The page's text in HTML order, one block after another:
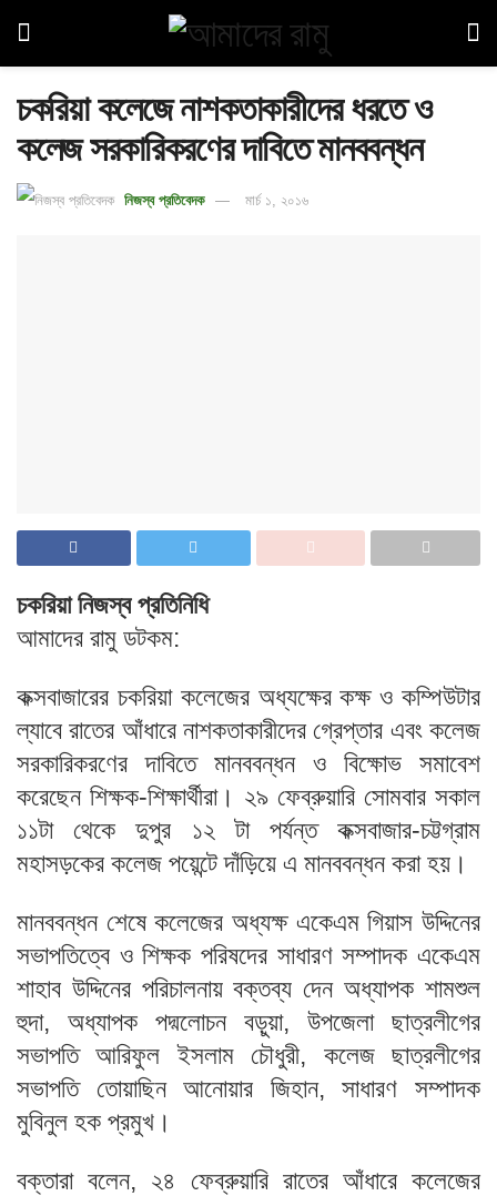
চকরিয়া কলেজে নাশকতাকারীদের ধরতে ও
কলেজ সরকারিকরণের দাবিতে মানববন্ধন
নিজস্ব প্রতিবেদক মার্চ ১, ২০১৬
চকরিয়া নিজস্ব প্রতিনিধি
আমাদের রামু ডটকম:
কক্সবাজারের চকরিয়া কলেজের অধ্যক্ষের কক্ষ ও কম্পিউটার
ল্যাবে রাতের আঁধারে নাশকতাকারীদের গ্রেপ্তার এবং কলেজ
সরকারিকরণের দাবিতে মানববন্ধন ও বিক্ষোভ সমাবেশ
করেছেন শিক্ষক-শিক্ষার্থীরা। ২৯ ফেব্রুয়ারি সোমবার সকাল
১১টা থেকে দুপুর ১২ টা পর্যন্ত কক্সবাজার-চট্টগ্রাম
মহাসড়কের কলেজ পয়েন্টে দাঁড়িয়ে এ মানববন্ধন করা হয়।
মানববন্ধন শেষে কলেজের অধ্যক্ষ একেএম গিয়াস উদ্দিনের
সভাপতিত্বে ও শিক্ষক পরিষদের সাধারণ সম্পাদক একেএম
শাহাব উদ্দিনের পরিচালনায় বক্তব্য দেন অধ্যাপক শামশুল
হুদা, অধ্যাপক পদ্মলোচন বড়ুয়া, উপজেলা ছাত্রলীগের
সভাপতি আরিফুল ইসলাম চৌধুরী, কলেজ ছাত্রলীগের
সভাপতি তোয়াছিন আনোয়ার জিহান, সাধারণ সম্পাদক
মুবিনুল হক প্রমুখ।
বক্তারা বলেন, ২৪ ফেব্রুয়ারি রাতের আঁধারে কলেজের